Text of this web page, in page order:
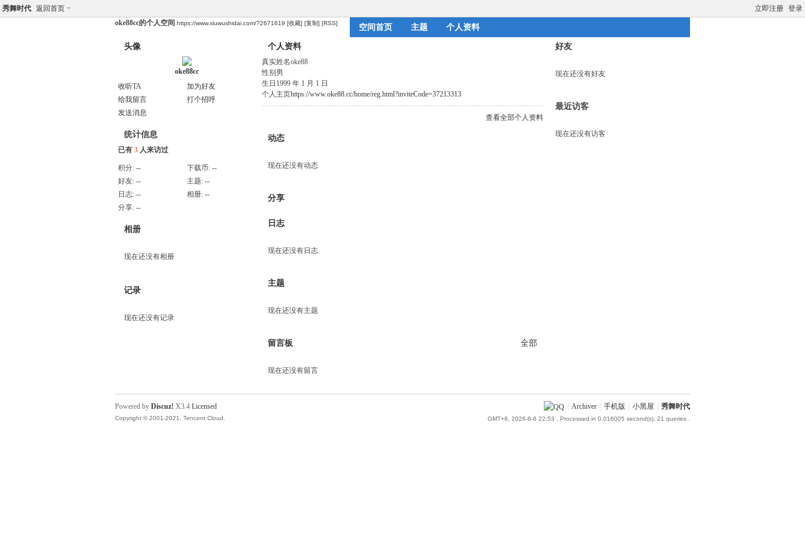
立即注册 登录
秀舞时代 返回首页
oke88cc的个人空间 https://www.xiuwushidai.com/?2671619 [收藏] [复制] [RSS] 空间首页 主题 个人资料
头像
oke88cc
收听TA
加为好友
给我留言
打个招呼
发送消息
统计信息
已有 3 人来访过
积分: -- 下载币: --
好友: -- 主题: --
日志: -- 相册: --
分享: --
相册
现在还没有相册
记录
现在还没有记录
个人资料
真实姓名oke88
性别 男
生日 1999 年 1 月 1 日
个人主页https://www.oke88.cc/home/reg.html?inviteCode=37213313
查看全部个人资料
动态
现在还没有动态
分享
日志
现在还没有日志
主题
现在还没有主题
留言板 全部
现在还没有留言
好友
现在还没有好友
最近访客
现在还没有访客
Archiver 手机版 小黑屋 秀舞时代
GMT+8, 2026-8-6 22:53 , Processed in 0.016005 second(s), 21 queries .
Powered by Discuz! X3.4 Licensed
Copyright © 2001-2021, Tencent Cloud.